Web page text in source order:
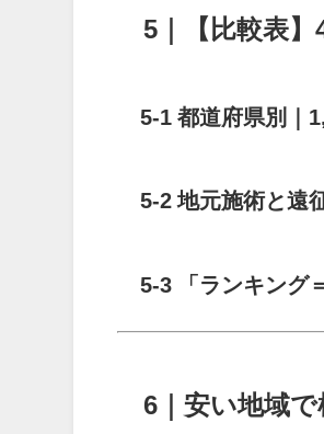
5｜【比較表】
5-1 都道府県別｜
5-2 地元施術と遠
5-3 「ランキング
6｜安い地域